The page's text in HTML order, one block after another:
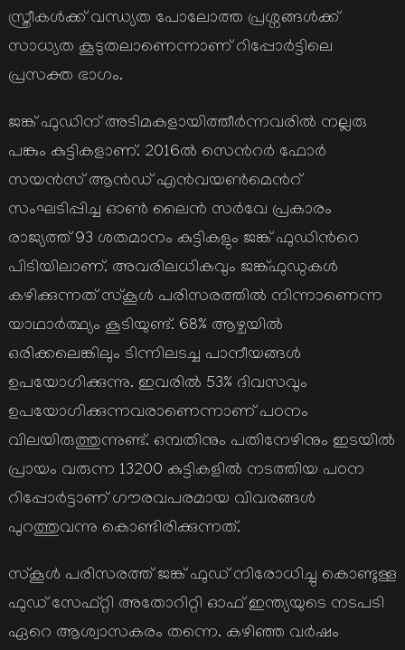
സ്ത്രീകള്‍ക്ക് വന്ധ്യത പോലോത്ത പ്രശ്നങ്ങള്‍ക്ക്
സാധ്യത കൂടുതലാണെന്നാണ് റിപ്പോര്‍ട്ടിലെ
പ്രസക്ത ഭാഗം.
ജങ്ക് ഫുഡിന് അടിമകളായിത്തീര്‍ന്നവരില്‍ നല്ലരു
പങ്കും കുട്ടികളാണ്. 2016ല്‍ സെന്‍റര്‍ ഫോര്‍
സയന്‍സ് ആന്‍ഡ് എന്‍വയണ്‍മെന്‍റ്
സംഘടിപ്പിച്ച ഓണ്‍ ലൈന്‍ സര്‍വേ പ്രകാരം
രാജ്യത്ത് 93 ശതമാനം കുട്ടികളും ജങ്ക് ഫുഡിന്‍റെ
പിടിയിലാണ്. അവരിലധികവും ജങ്ക്ഫുഡുകള്‍
കഴിക്കുന്നത് സ്കൂള്‍ പരിസരത്തില്‍ നിന്നാണെന്ന
യാഥാര്‍ത്ഥ്യം കൂടിയുണ്ട്. 68% ആഴ്ചയില്‍
ഒരിക്കലെങ്കിലും ടിന്നിലടച്ച പാനീയങ്ങള്‍
ഉപയോഗിക്കുന്നു. ഇവരില്‍ 53% ദിവസവും
ഉപയോഗിക്കുന്നവരാണെന്നാണ് പഠനം
വിലയിരുത്തുന്നുണ്ട്. ഒമ്പതിനും പതിനേഴിനും ഇടയില്‍
പ്രായം വരുന്ന 13200 കുട്ടികളില്‍ നടത്തിയ പഠന
റിപ്പോര്‍ട്ടാണ് ഗൗരവപരമായ വിവരങ്ങള്‍
പുറത്തുവന്നു കൊണ്ടിരിക്കുന്നത്.
സ്കൂള്‍ പരിസരത്ത് ജങ്ക് ഫുഡ് നിരോധിച്ചു കൊണ്ടുള്ള
ഫുഡ് സേഫ്റ്റി അതോറിറ്റി ഓഫ് ഇന്ത്യയുടെ നടപടി
ഏറെ ആശ്വാസകരം തന്നെ. കഴിഞ്ഞ വര്‍ഷം